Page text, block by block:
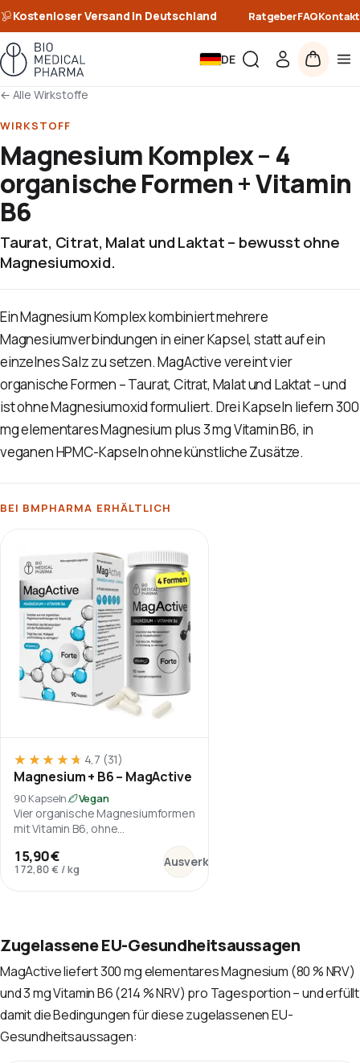
Kostenloser Versand in Deutschland RatgeberFAQKontakt
DE
← Alle Wirkstoffe
WIRKSTOFF
Magnesium Komplex – 4
organische Formen + Vitamin
B6
Taurat, Citrat, Malat und Laktat – bewusst ohne
Magnesiumoxid.
Ein Magnesium Komplex kombiniert mehrere
Magnesiumverbindungen in einer Kapsel, statt auf ein
einzelnes Salz zu setzen. MagActive vereint vier
organische Formen – Taurat, Citrat, Malat und Laktat – und
ist ohne Magnesiumoxid formuliert. Drei Kapseln liefern 300
mg elementares Magnesium plus 3 mg Vitamin B6, in
veganen HPMC-Kapseln ohne künstliche Zusätze.
BEI BMPHARMA ERHÄLTLICH
★★★★★
★★★★★ 4,7 (31)
Magnesium + B6 – MagActive
90 Kapseln Vegan
Vier organische Magnesiumformen
mit Vitamin B6, ohne
15,90 €
172,80 € /kg Ausverkauft
: Magnesium + B6 – MagActive
Zugelassene EU-Gesundheitsaussagen
MagActive liefert 300 mg elementares Magnesium (80 % NRV)
und 3 mg Vitamin B6 (214 % NRV) pro Tagesportion – und erfüllt
damit die Bedingungen für diese zugelassenen EU-
Gesundheitsaussagen: